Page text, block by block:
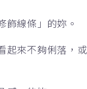
飾線條」的妳。
起來不夠俐落，